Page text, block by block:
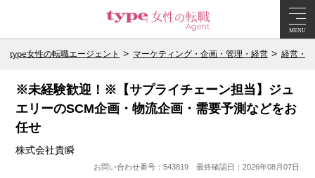
MENU
type女性の転職エージェント マーケティング・企画・管理・経営 経営・
※未経験歓迎！※【サプライチェーン担当】ジュ
エリーのSCM企画・物流企画・需要予測などをお
任せ
株式会社貴瞬
お問い合わせ番号：543819 最終確認日：2026年08月07日